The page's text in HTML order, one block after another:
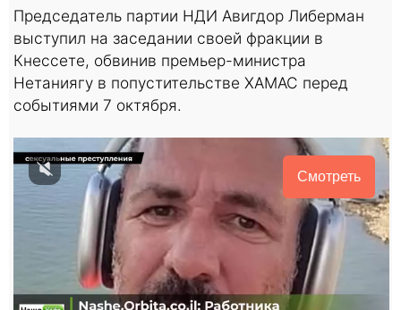
Председатель партии НДИ Авигдор Либерман
выступил на заседании своей фракции в
Кнессете, обвинив премьер-министра
Нетаниягу в попустительстве ХАМАС перед
событиями 7 октября.
Смотреть